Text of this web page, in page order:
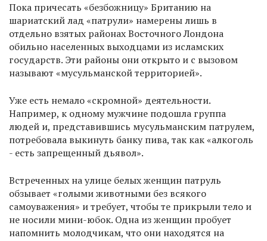
Пока причесать «безбожницу» Британию на
шариатский лад «патрули» намерены лишь в
отдельно взятых районах Восточного Лондона
обильно населенных выходцами из исламских
государств. Эти районы они открыто и с вызовом
называют «мусульманской территорией».
Уже есть немало «скромной» деятельности.
Например, к одному мужчине подошла группа
людей и, представившись мусульманским патрулем,
потребовала выкинуть банку пива, так как «алкоголь
- есть запрещенный дьявол».
Встреченных на улице белых женщин патруль
обзывает «голыми животными без всякого
самоуважения» и требует, чтобы те прикрыли тело и
не носили мини-юбок. Одна из женщин пробует
напомнить молодчикам, что они находятся на